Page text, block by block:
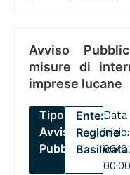
Avviso
misure di
imprese lucane
Tipo:
Avviso
Pubblico
Ente:
Regione
Basilicata
Data
inizio:
06/
00:00